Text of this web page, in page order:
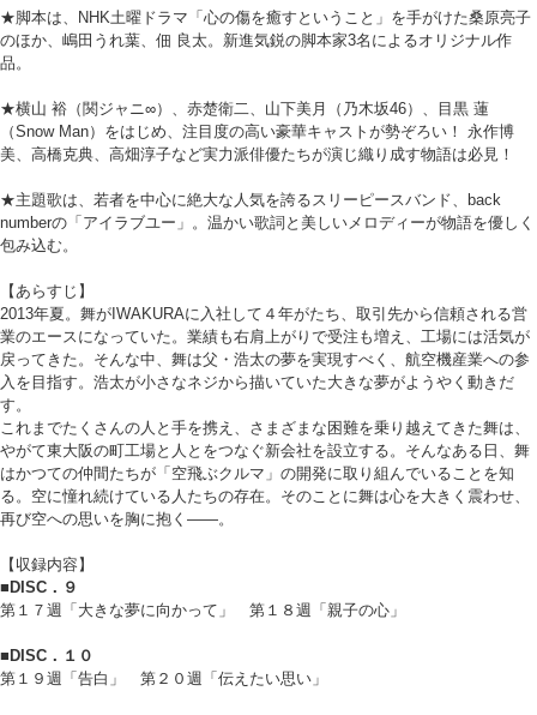
★脚本は、NHK土曜ドラマ「心の傷を癒すということ」を手がけた桑原亮子
のほか、嶋田うれ葉、佃 良太。新進気鋭の脚本家3名によるオリジナル作
品。
★横山 裕（関ジャニ∞）、赤楚衛二、山下美月（乃木坂46）、目黒 蓮
（Snow Man）をはじめ、注目度の高い豪華キャストが勢ぞろい！ 永作博
美、高橋克典、高畑淳子など実力派俳優たちが演じ織り成す物語は必見！
★主題歌は、若者を中心に絶大な人気を誇るスリーピースバンド、back
numberの「アイラブユー」。温かい歌詞と美しいメロディーが物語を優しく
包み込む。
【あらすじ】
2013年夏。舞がIWAKURAに入社して４年がたち、取引先から信頼される営
業のエースになっていた。業績も右肩上がりで受注も増え、工場には活気が
戻ってきた。そんな中、舞は父・浩太の夢を実現すべく、航空機産業への参
入を目指す。浩太が小さなネジから描いていた大きな夢がようやく動きだ
す。
これまでたくさんの人と手を携え、さまざまな困難を乗り越えてきた舞は、
やがて東大阪の町工場と人とをつなぐ新会社を設立する。そんなある日、舞
はかつての仲間たちが「空飛ぶクルマ」の開発に取り組んでいることを知
る。空に憧れ続けている人たちの存在。そのことに舞は心を大きく震わせ、
再び空への思いを胸に抱く――。
【収録内容】
■DISC．９
第１７週「大きな夢に向かって」 第１８週「親子の心」
■DISC．１０
第１９週「告白」 第２０週「伝えたい思い」